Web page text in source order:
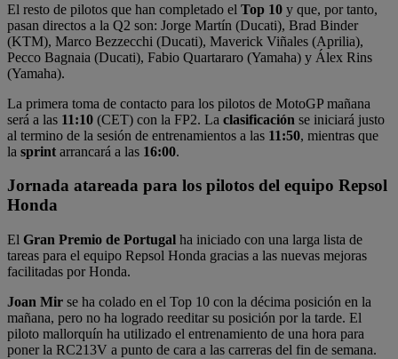
El resto de pilotos que han completado el Top 10 y que, por tanto,
pasan directos a la Q2 son: Jorge Martín (Ducati), Brad Binder
(KTM), Marco Bezzecchi (Ducati), Maverick Viñales (Aprilia),
Pecco Bagnaia (Ducati), Fabio Quartararo (Yamaha) y Álex Rins
(Yamaha).
La primera toma de contacto para los pilotos de MotoGP mañana
será a las 11:10 (CET) con la FP2. La clasificación se iniciará justo
al termino de la sesión de entrenamientos a las 11:50, mientras que
la sprint arrancará a las 16:00.
Jornada atareada para los pilotos del equipo Repsol
Honda
El Gran Premio de Portugal ha iniciado con una larga lista de
tareas para el equipo Repsol Honda gracias a las nuevas mejoras
facilitadas por Honda.
Joan Mir se ha colado en el Top 10 con la décima posición en la
mañana, pero no ha logrado reeditar su posición por la tarde. El
piloto mallorquín ha utilizado el entrenamiento de una hora para
poner la RC213V a punto de cara a las carreras del fin de semana.